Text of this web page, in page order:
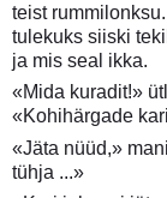
teist
tulekuks siiski
ja mis seal ikka.
«Mida kuradit!»
«Kohihärgade
«Jäta nüüd,»
tühja ...»